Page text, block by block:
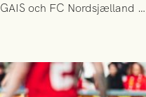
och FC Nordsjælland i
kl 19.00 på torsdag